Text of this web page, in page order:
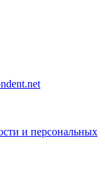
и персональных